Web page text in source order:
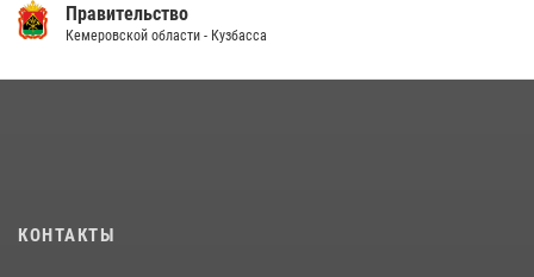
14 июля 2026, 08:52 1
20 июля 2026, 08:52
Правительство
Кемеровской области - Кузбасса
КОНТАКТЫ